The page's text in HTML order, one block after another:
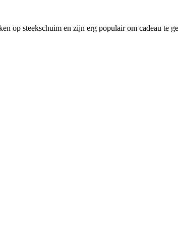
op steekschuim en zijn erg populair om cadeau te